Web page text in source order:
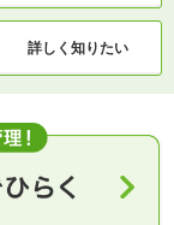
詳しく知りたい